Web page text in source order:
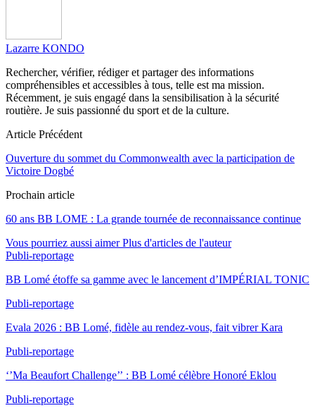
Lazarre KONDO
Rechercher, vérifier, rédiger et partager des informations
compréhensibles et accessibles à tous, telle est ma mission.
Récemment, je suis engagé dans la sensibilisation à la sécurité
routière. Je suis passionné du sport et de la culture.
Article Précédent
Ouverture du sommet du Commonwealth avec la participation de
Victoire Dogbé
Prochain article
60 ans BB LOME : La grande tournée de reconnaissance continue
Vous pourriez aussi aimer Plus d'articles de l'auteur
Publi-reportage
BB Lomé étoffe sa gamme avec le lancement d’IMPÉRIAL TONIC
Publi-reportage
Evala 2026 : BB Lomé, fidèle au rendez-vous, fait vibrer Kara
Publi-reportage
‘’Ma Beaufort Challenge’’ : BB Lomé célèbre Honoré Eklou
Publi-reportage